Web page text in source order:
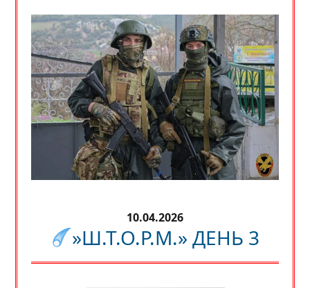
10.04.2026
»Ш.Т.О.Р.М.» ДЕНЬ 3